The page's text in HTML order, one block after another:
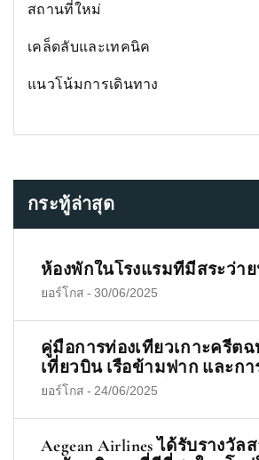
สถานที่ใหม่
เคล็ดลับและเทคนิค
แนวโน้มการเดินทาง
กระทู้ล่าสุด
ห้องพักในโรงแรมที่มีสระว่าย
ยอร์โกส - 30/06/2025
คู่มือการท่องเที่ยวเกาะครีต
เที่ยวบิน เรือข้ามฟาก และกา
รถบัสและรถยนต์
ยอร์โกส - 24/06/2025
Aegean Airlines ได้รับรางวัล